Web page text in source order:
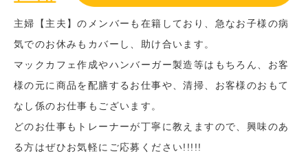
主婦【主夫】のメンバーも在籍しており、急なお子様の病
気でのお休みもカバーし、助け合います。
マックカフェ作成やハンバーガー製造等はもちろん、お客
様の元に商品を配膳するお仕事や、清掃、お客様のおもて
なし係のお仕事もございます。
どのお仕事もトレーナーが丁寧に教えますので、興味のあ
る方はぜひお気軽にご応募ください!!!!!